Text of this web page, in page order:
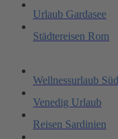
Urlaub Gardasee
Städtereisen Rom
Wellnessurlaub
Venedig Urlaub
Reisen Sardinien